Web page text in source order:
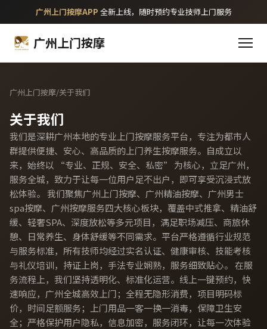
广州上门按摩APP 全新上线，随时预约专业技师上门服务
广州上门按摩
广州上门按摩/关于我们
关于我们
我们是深耕广州本地的专业上门按摩服务平台，专注为都市人
群提供便捷、安心、高品质的上门养生按摩服务。自成立以
来，始终以 “专业、正规、安全、私密” 为核心，立足广州，
服务全城，致力于让每一位用户足不出户，即可享受沉浸式放
松体验。 我们聚焦广州上门按摩、广州精油按摩、广州男士
spa按摩、广州按摩服务四大核心板块，覆盖中式推拿、精油舒
缓、轻奢SPA、深度放松等多元项目，满足职场减压、商旅休
憩、日常养生、身体舒缓等不同需求。平台严格遵循行业规范
与服务标准，所有技师均经过实名认证、健康审核、技能考核
与礼仪培训，持证上岗，手法专业娴熟，服务细致贴心。 在服
务流程上，我们坚持透明化、标准化运营。线上一键预约，快
速响应，广州全城高效上门；全程无隐形消费，项目明码标
价，时间足额服务；上门用品一客一换一消毒，保障卫生安
全；严格保护用户隐私，信息加密，服务闭环，让每一次体验